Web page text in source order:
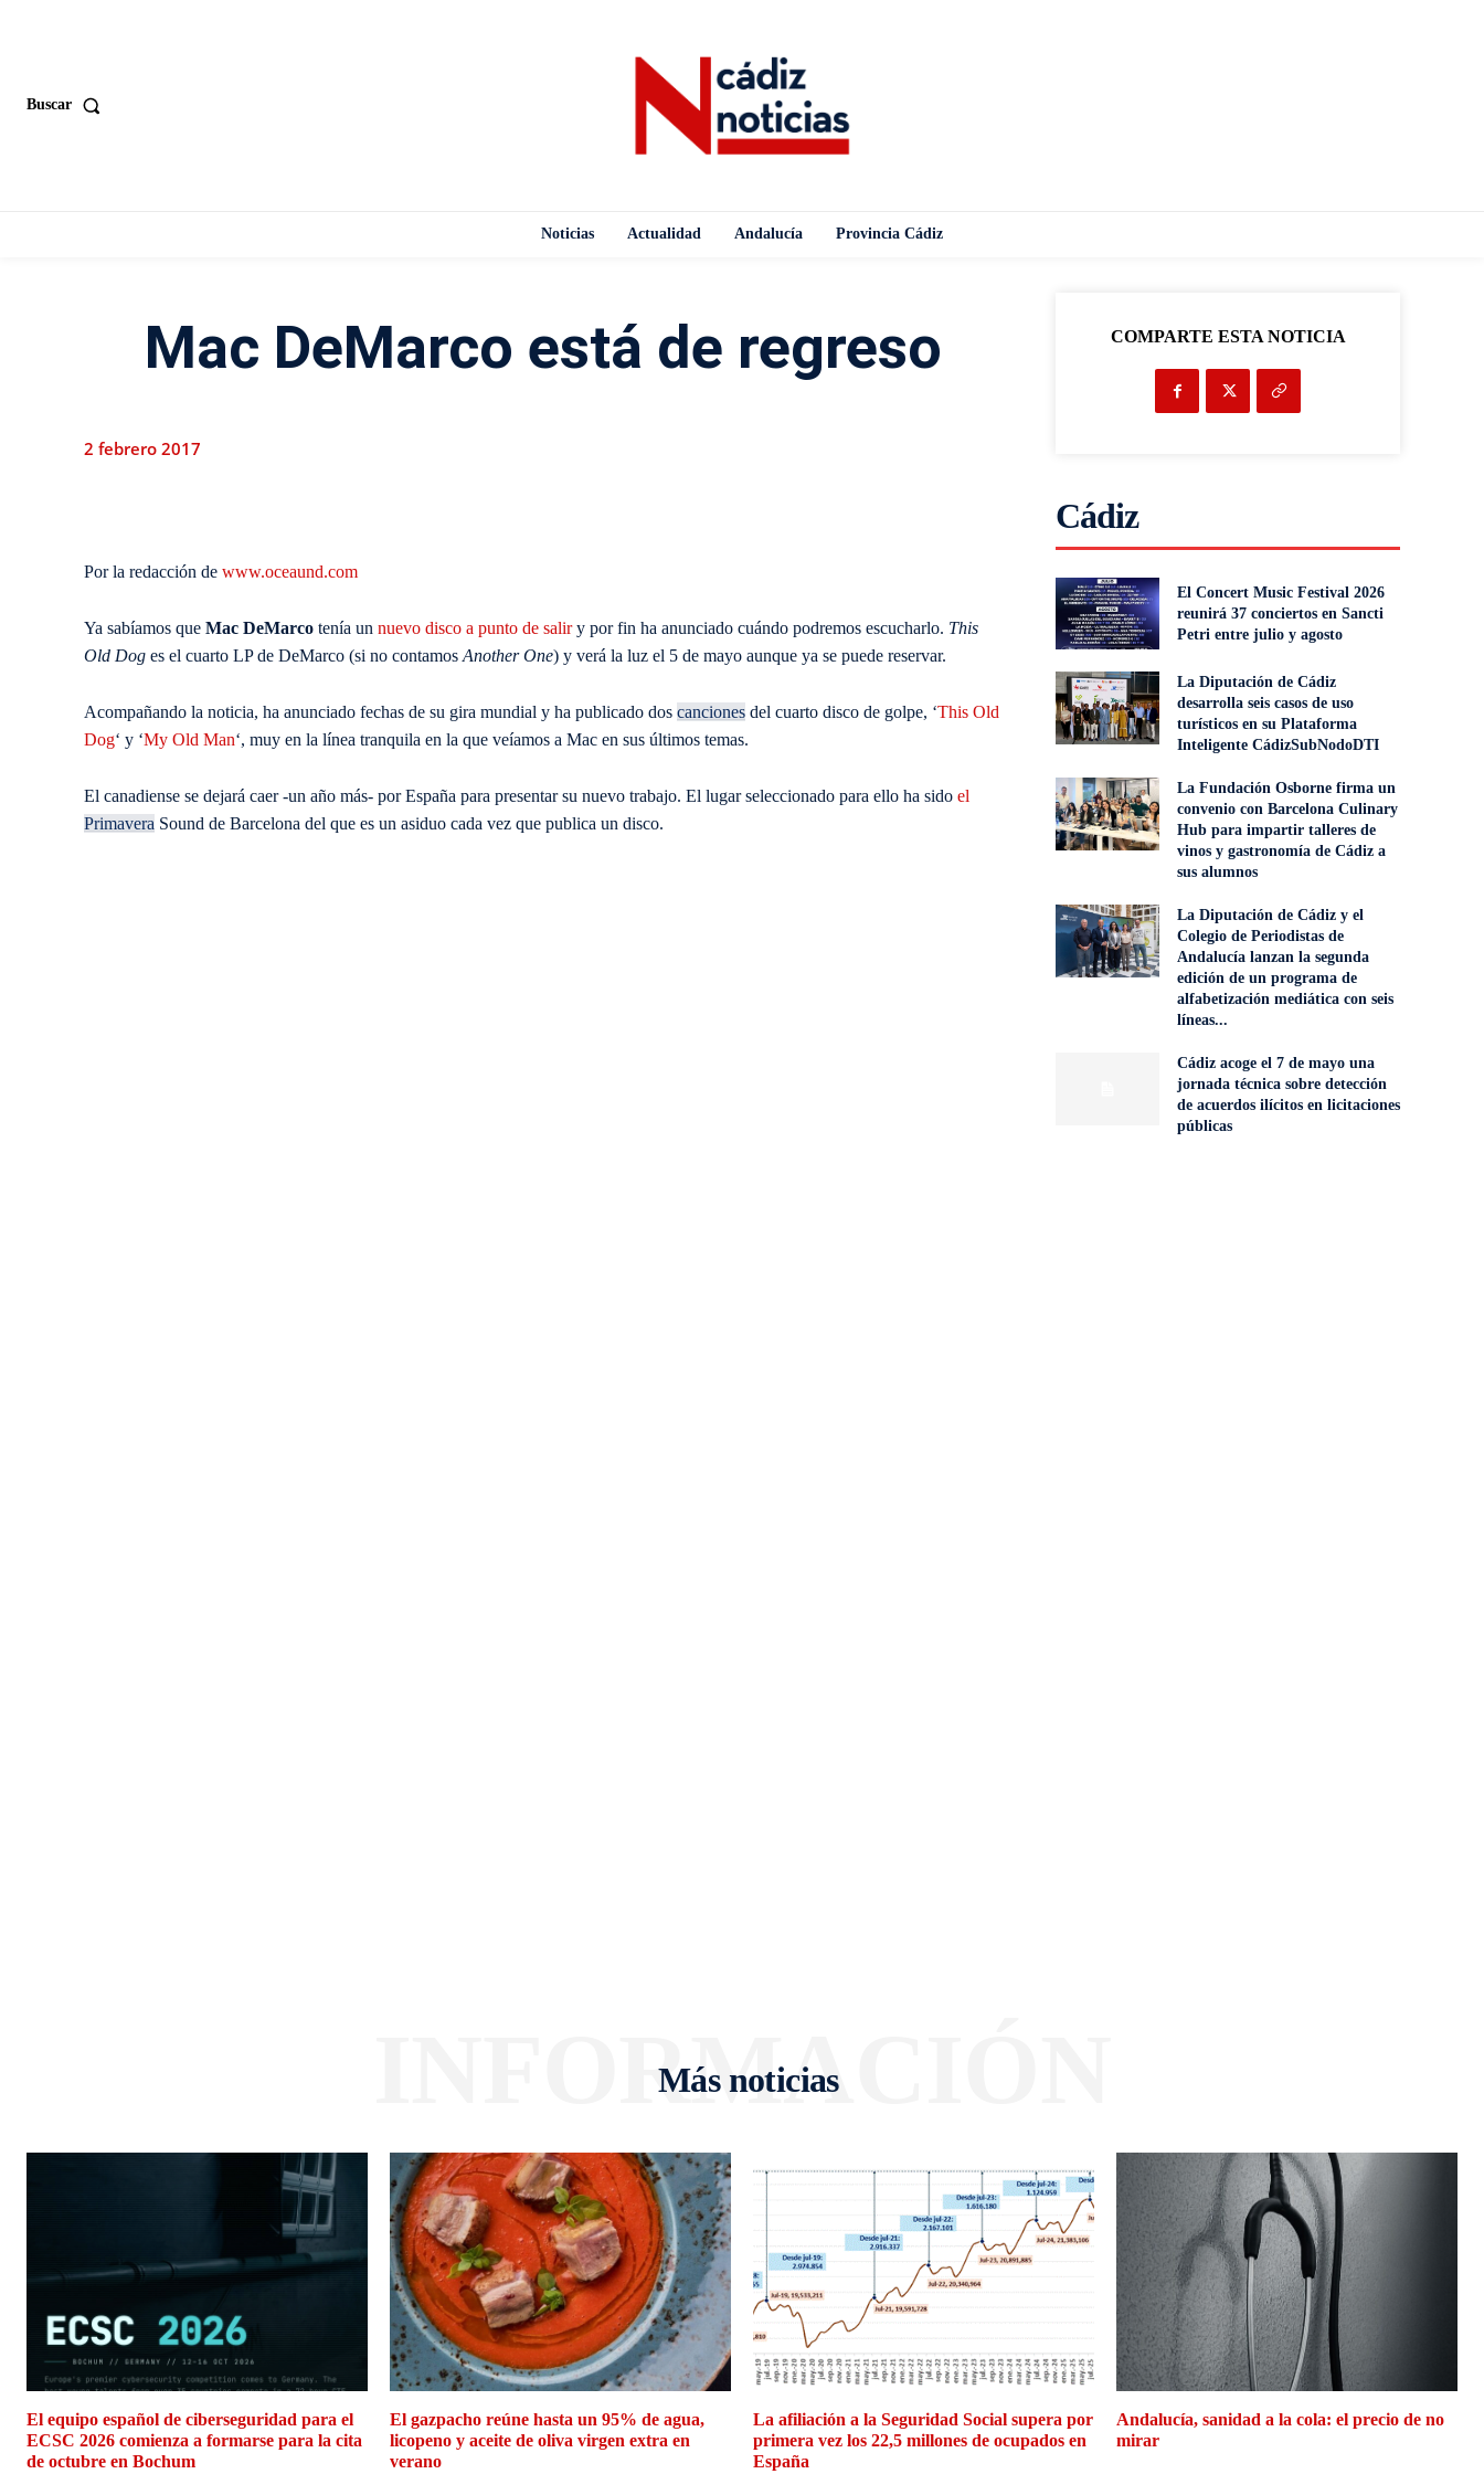
Buscar
Noticias Actualidad Andalucía Provincia Cádiz
Mac DeMarco está de regreso
2 febrero 2017
Por la redacción de www.oceaund.com
Ya sabíamos que Mac DeMarco tenía un nuevo disco a punto de saliry por fin ha anunciado cuándo podremos escucharlo. This
Old Dog es el cuarto LP de DeMarco (si no contamos Another One) y verá la luz el 5 de mayo aunque ya se puede reservar.
Acompañando la noticia, ha anunciado fechas de su gira mundial y ha publicado dos canciones del cuarto disco de golpe, ‘This Old
Dog‘ y ‘My Old Man‘, muy en la línea tranquila en la que veíamos a Mac en sus últimos temas.
El canadiense se dejará caer -un año más- por España para presentar su nuevo trabajo. El lugar seleccionado para ello ha sido el
Primavera Sound de Barcelona del que es un asiduo cada vez que publica un disco.
COMPARTE ESTA NOTICIA
Cádiz
El Concert Music Festival 2026
reunirá 37 conciertos en Sancti
Petri entre julio y agosto
La Diputación de Cádiz
desarrolla seis casos de uso
turísticos en su Plataforma
Inteligente CádizSubNodoDTI
La Fundación Osborne firma un
convenio con Barcelona Culinary
Hub para impartir talleres de
vinos y gastronomía de Cádiz a
sus alumnos
La Diputación de Cádiz y el
Colegio de Periodistas de
Andalucía lanzan la segunda
edición de un programa de
alfabetización mediática con seis
líneas...
Cádiz acoge el 7 de mayo una
jornada técnica sobre detección
de acuerdos ilícitos en licitaciones
públicas
Más noticias
INFORMACIÓN
El equipo español de ciberseguridad para el
ECSC 2026 comienza a formarse para la cita
de octubre en Bochum
El gazpacho reúne hasta un 95% de agua,
licopeno y aceite de oliva virgen extra en
verano
La afiliación a la Seguridad Social supera por
primera vez los 22,5 millones de ocupados en
España
Andalucía, sanidad a la cola: el precio de no
mirar